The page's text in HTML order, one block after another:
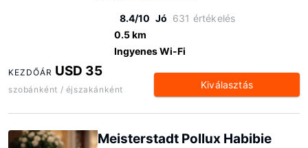
8.4/10 Jó 631 értékelés
0.5 km
Ingyenes Wi-Fi
KEZDŐÁR USD 35
szobánként / éjszakánként Kiválasztás
Meisterstadt Pollux Habibie